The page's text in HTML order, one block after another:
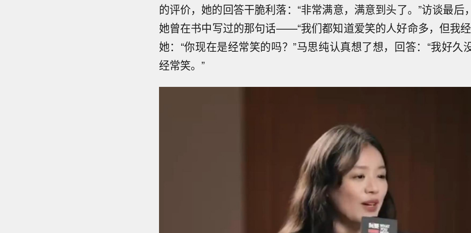
的评价，她的回答干脆利落：“非常满意，满意到头了。”访谈最后
她曾在书中写过的那句话——“我们都知道爱笑的人好命多，但我
她：“你现在是经常笑的吗？”马思纯认真想了想，回答：“我好久
经常笑。”